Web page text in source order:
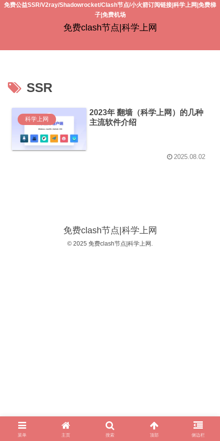
免费公益SSR/V2ray/Shadowrocket/Clash节点/小火箭订阅链接|科学上网|免费梯
子|免费机场
免费clash节点|科学上网
SSR
科学上网
2023年 翻墙（科学上网）的几种
主流软件介绍
2025.08.02
免费clash节点|科学上网
© 2025 免费clash节点|科学上网.
菜单 主页 搜索 顶部 侧边栏